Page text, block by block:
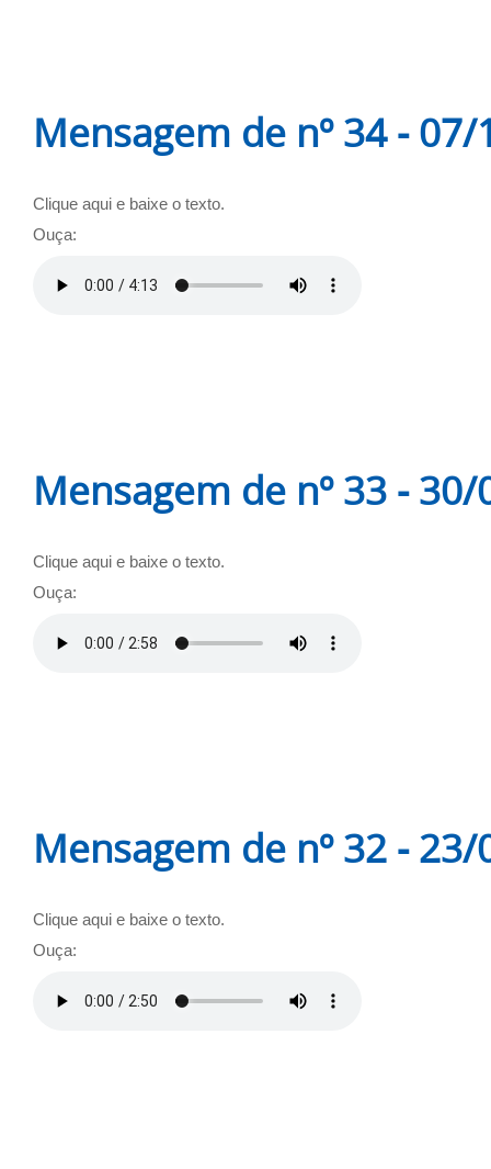
Mensagem de nº 34 -
Clique aqui e baixe o texto.
Ouça:
Mensagem de nº 33 -
Clique aqui e baixe o texto.
Ouça:
Mensagem de nº 32 -
Clique aqui e baixe o texto.
Ouça: